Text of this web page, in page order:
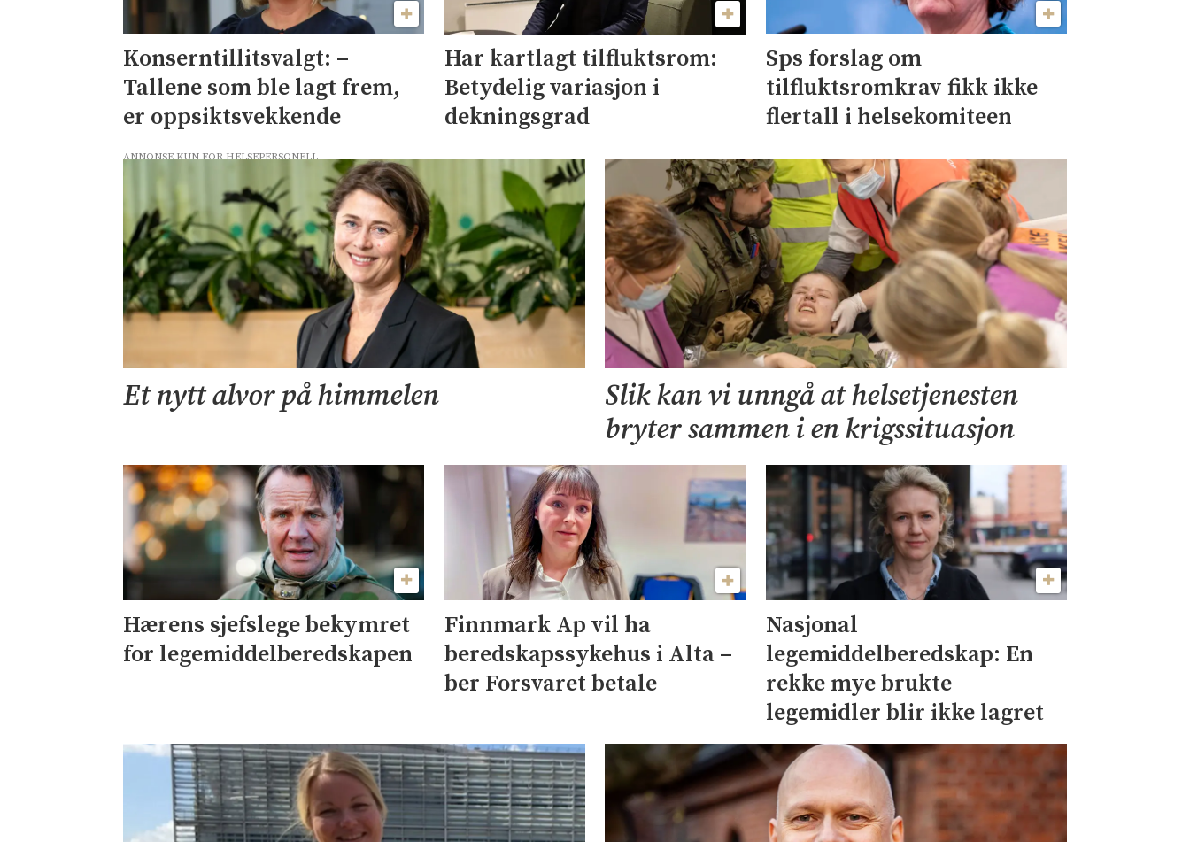
Konserntillitsvalgt: –
Tallene som ble lagt frem,
er oppsiktsvekkende
Har kartlagt tilfluktsrom:
Betydelig variasjon i
dekningsgrad
Sps forslag om
tilfluktsromkrav fikk ikke
flertall i helsekomiteen
ANNONSE KUN FOR HELSEPERSONELL
Et nytt alvor på himmelen
Slik kan vi unngå at helsetjenesten
bryter sammen i en krigssituasjon
Hærens sjefslege bekymret
for legemiddelberedskapen
Finnmark Ap vil ha
beredskapssykehus i Alta –
ber Forsvaret betale
Nasjonal
legemiddelberedskap: En
rekke mye brukte
legemidler blir ikke lagret